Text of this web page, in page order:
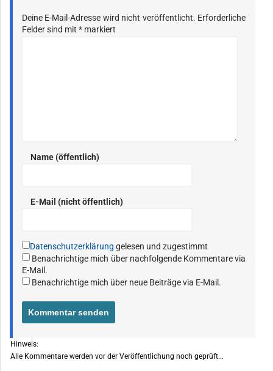
Deine E-Mail-Adresse wird nicht veröffentlicht. Erforderliche
Felder sind mit * markiert
Name (öffentlich)
E-Mail (nicht öffentlich)
Datenschutzerklärung gelesen und zugestimmt
Benachrichtige mich über nachfolgende Kommentare via
E-Mail.
Benachrichtige mich über neue Beiträge via E-Mail.
Hinweis:
Alle Kommentare werden vor der Veröffentlichung noch geprüft...